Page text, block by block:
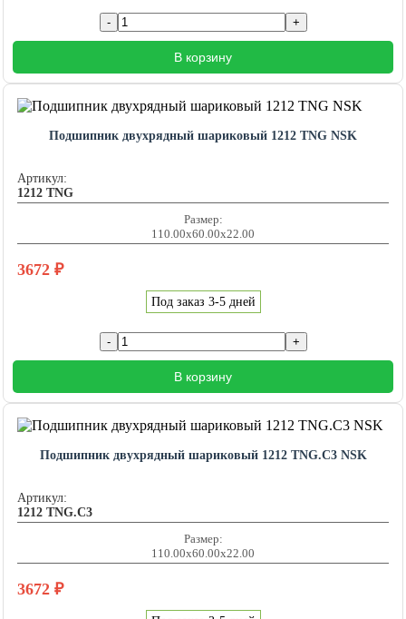
В корзину
Подшипник двухрядный шариковый 1212 TNG NSK
Артикул:
1212 TNG
Размер:
110.00x60.00x22.00
3672 ₽
Под заказ 3-5 дней
В корзину
Подшипник двухрядный шариковый 1212 TNG.C3 NSK
Артикул:
1212 TNG.C3
Размер:
110.00x60.00x22.00
3672 ₽